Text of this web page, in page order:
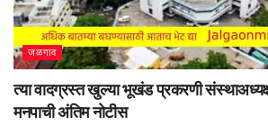
जळगाव
त्या वादग्रस्त खुल्या भूखंड प्रकरणी
मनपाची अंतिम नोटीस